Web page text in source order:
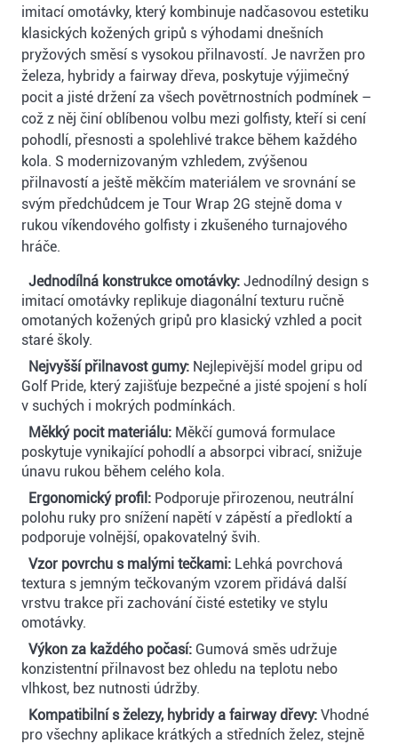
imitací omotávky, který kombinuje nadčasovou estetiku
klasických kožených gripů s výhodami dnešních
pryžových směsí s vysokou přilnavostí. Je navržen pro
železa, hybridy a fairway dřeva, poskytuje výjimečný
pocit a jisté držení za všech povětrnostních podmínek –
což z něj činí oblíbenou volbu mezi golfisty, kteří si cení
pohodlí, přesnosti a spolehlivé trakce během každého
kola. S modernizovaným vzhledem, zvýšenou
přilnavostí a ještě měkčím materiálem ve srovnání se
svým předchůdcem je Tour Wrap 2G stejně doma v
rukou víkendového golfisty i zkušeného turnajového
hráče.
Jednodílná konstrukce omotávky: Jednodílný design s
imitací omotávky replikuje diagonální texturu ručně
omotaných kožených gripů pro klasický vzhled a pocit
staré školy.
Nejvyšší přilnavost gumy: Nejlepivější model gripu od
Golf Pride, který zajišťuje bezpečné a jisté spojení s holí
v suchých i mokrých podmínkách.
Měkký pocit materiálu: Měkčí gumová formulace
poskytuje vynikající pohodlí a absorpci vibrací, snižuje
únavu rukou během celého kola.
Ergonomický profil: Podporuje přirozenou, neutrální
polohu ruky pro snížení napětí v zápěstí a předloktí a
podporuje volnější, opakovatelný švih.
Vzor povrchu s malými tečkami: Lehká povrchová
textura s jemným tečkovaným vzorem přidává další
vrstvu trakce při zachování čisté estetiky ve stylu
omotávky.
Výkon za každého počasí: Gumová směs udržuje
konzistentní přilnavost bez ohledu na teplotu nebo
vlhkost, bez nutnosti údržby.
Kompatibilní s železy, hybridy a fairway dřevy: Vhodné
pro všechny aplikace krátkých a středních želez, stejně